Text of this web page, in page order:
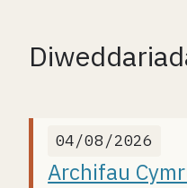
04/08/2026
Archifau